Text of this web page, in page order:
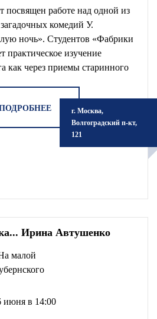
посвящен работе над одной из
комедий У.
ночь». Студентов «Фабрики
практическое изучение
как через приемы старинного
Ирина Автушенко
малой
июня в 14:00
г. Москва,
Волгоградский п-кт,
121